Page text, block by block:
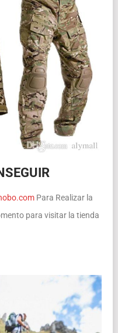
Para Realizar la
para visitar la tienda